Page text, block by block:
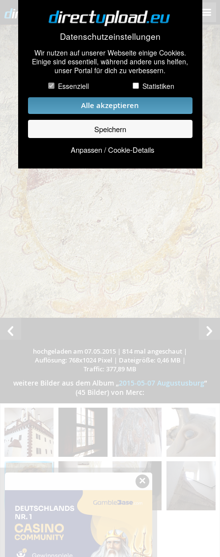
Datenschutzeinstellungen
Wir nutzen auf unserer Webseite einige Cookies.
Einige sind essentiell, während andere uns helfen,
unser Portal für dich zu verbessern.
Essenziell
Statistiken
Alle akzeptieren
Speichern
Anpassen / Cookie-Details
hochgeladen am 07.05.2015 | 814 mal angeschaut |
Auflösung: 768x1024 Pixel | Dateigröße: 0,46 MB |
Traffic: 377,89 MB
weitere Bilder aus dem Album „2015-05-07 Augustusburg”
(45 Bilder) von Merc:
×